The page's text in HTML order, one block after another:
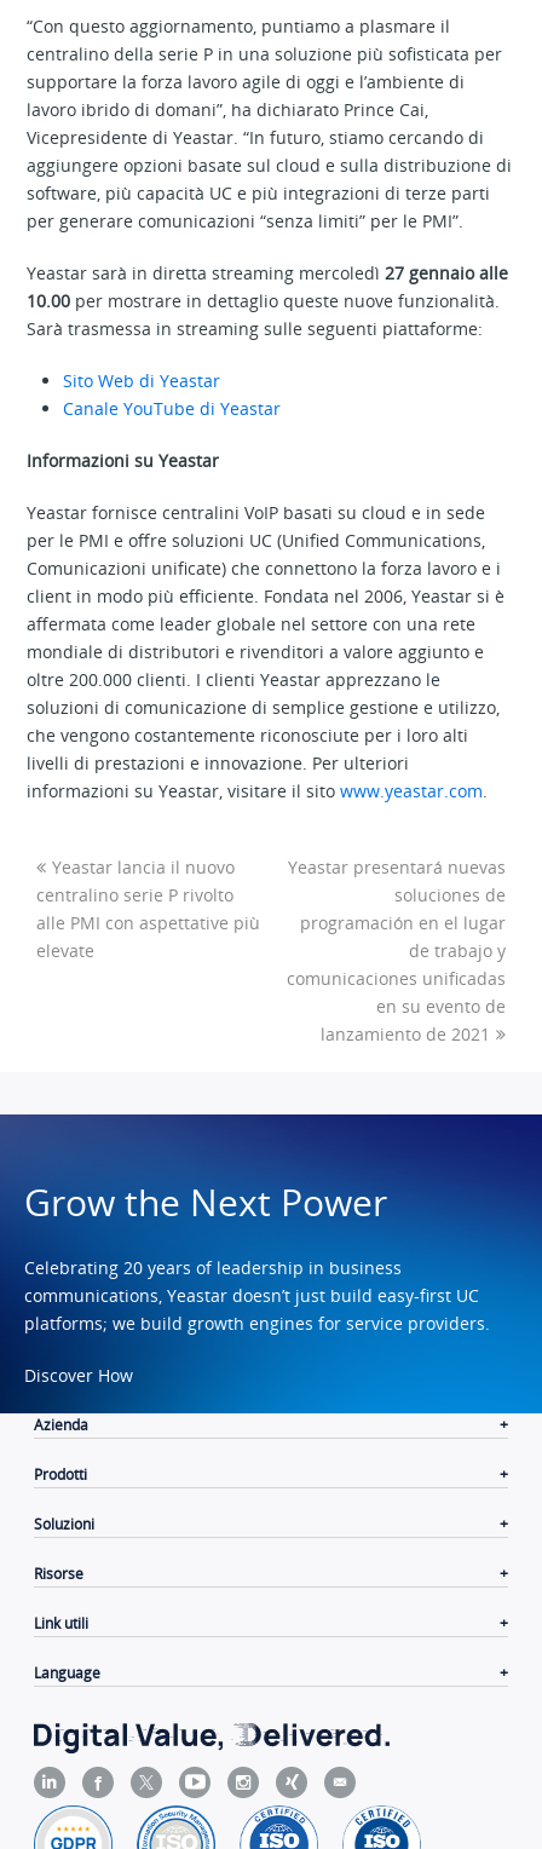
“Con questo aggiornamento, puntiamo a plasmare il
centralino della serie P in una soluzione più sofisticata per
supportare la forza lavoro agile di oggi e l’ambiente di
lavoro ibrido di domani”, ha dichiarato Prince Cai,
Vicepresidente di Yeastar. “In futuro, stiamo cercando di
aggiungere opzioni basate sul cloud e sulla distribuzione di
software, più capacità UC e più integrazioni di terze parti
per generare comunicazioni “senza limiti” per le PMI”.
Yeastar sarà in diretta streaming mercoledì27 gennaio alle
10.00 per mostrare in dettaglio queste nuove funzionalità.
Sarà trasmessa in streaming sulle seguenti piattaforme:
Sito Web di Yeastar
Canale YouTube di Yeastar
Informazioni su Yeastar
Yeastar fornisce centralini VoIP basati su cloud e in sede
per le PMI e offre soluzioni UC (Unified Communications,
Comunicazioni unificate) che connettono la forza lavoro e i
client in modo più efficiente. Fondata nel 2006, Yeastar si è
affermata come leader globale nel settore con una rete
mondiale di distributori e rivenditori a valore aggiunto e
oltre 200.000 clienti. I clienti Yeastar apprezzano le
soluzioni di comunicazione di semplice gestione e utilizzo,
che vengono costantemente riconosciute per i loro alti
livelli di prestazioni e innovazione. Per ulteriori
informazioni su Yeastar, visitare il sitowww.yeastar.com
Yeastar lancia il nuovo
centralino serie P rivolto
alle PMI con aspettative più
elevate
Yeastar presentará nuevas
soluciones de
programación en el lugar
de trabajo y
comunicaciones unificadas
en su evento de
lanzamiento de 2021
Grow the Next Power
Celebrating 20 years of leadership in business
communications, Yeastar doesn’t just build easy-first UC
platforms; we build growth engines for service providers.
Discover How
Azienda
Prodotti
Soluzioni
Risorse
Link utili
Language